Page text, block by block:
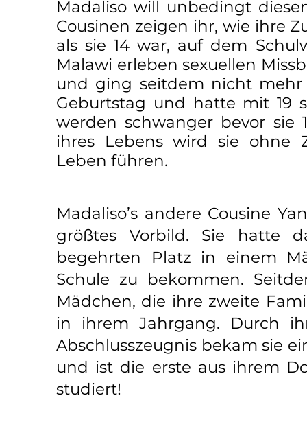
Madaliso will unbedingt
Cousinen zeigen ihr, wie ihre
als sie 14 war, auf dem
Malawi erleben sexuellen
und ging seitdem nicht mehr
Geburtstag und hatte mit 19
werden schwanger bevor sie
ihres Lebens wird sie ohne
Leben führen.
Madaliso’s andere Cousine
größtes Vorbild. Sie hatte
begehrten Platz in einem
Schule zu bekommen.
Mädchen, die ihre zweite
in ihrem Jahrgang. Durch
Abschlusszeugnis bekam sie
und ist die erste aus ihrem
studiert!